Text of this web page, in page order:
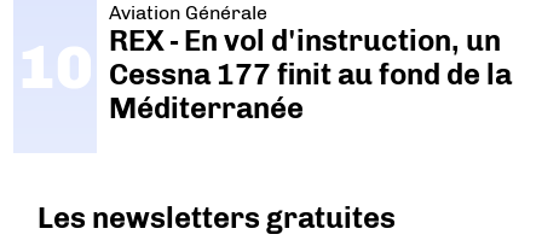
Aviation Générale
REX - En vol d'instruction, un
Cessna 177 finit au fond de la
Méditerranée
Les newsletters gratuites